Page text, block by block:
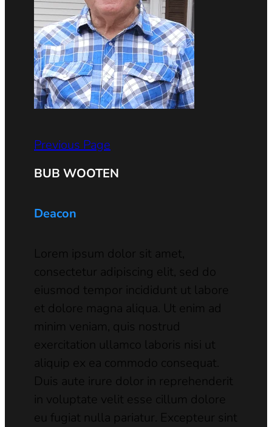
Previous Page
BUB WOOTEN
Deacon
Lorem ipsum dolor sit amet,
consectetur adipiscing elit, sed do
eiusmod tempor incididunt ut labore
et dolore magna aliqua. Ut enim ad
minim veniam, quis nostrud
exercitation ullamco laboris nisi ut
aliquip ex ea commodo consequat.
Duis aute irure dolor in reprehenderit
in voluptate velit esse cillum dolore
eu fugiat nulla pariatur. Excepteur sint